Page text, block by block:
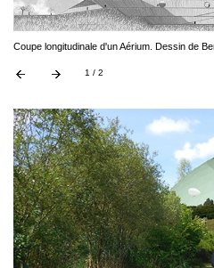
Coupe longitudinale d'un Aérium. Dessin de
1 / 2